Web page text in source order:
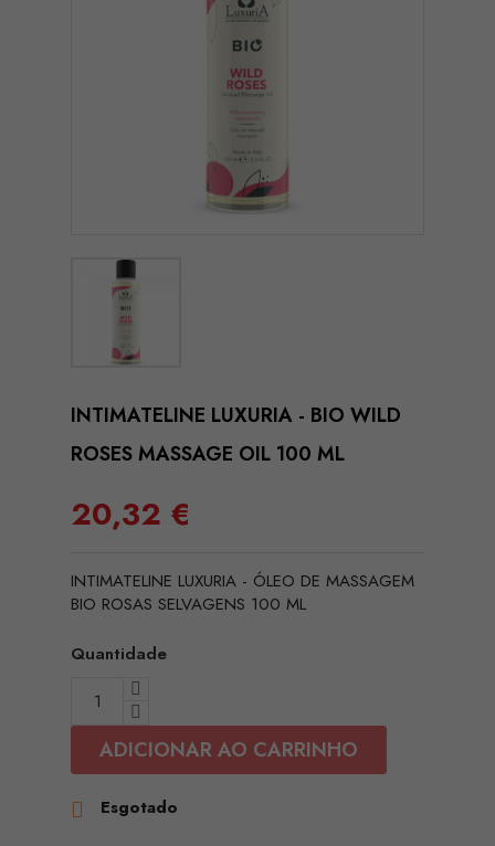
INTIMATELINE LUXURIA - BIO WILD
ROSES MASSAGE OIL 100 ML
20,32 €
INTIMATELINE LUXURIA - ÓLEO DE MASSAGEM
BIO ROSAS SELVAGENS 100 ML
Quantidade
ADICIONAR AO CARRINHO
 Esgotado